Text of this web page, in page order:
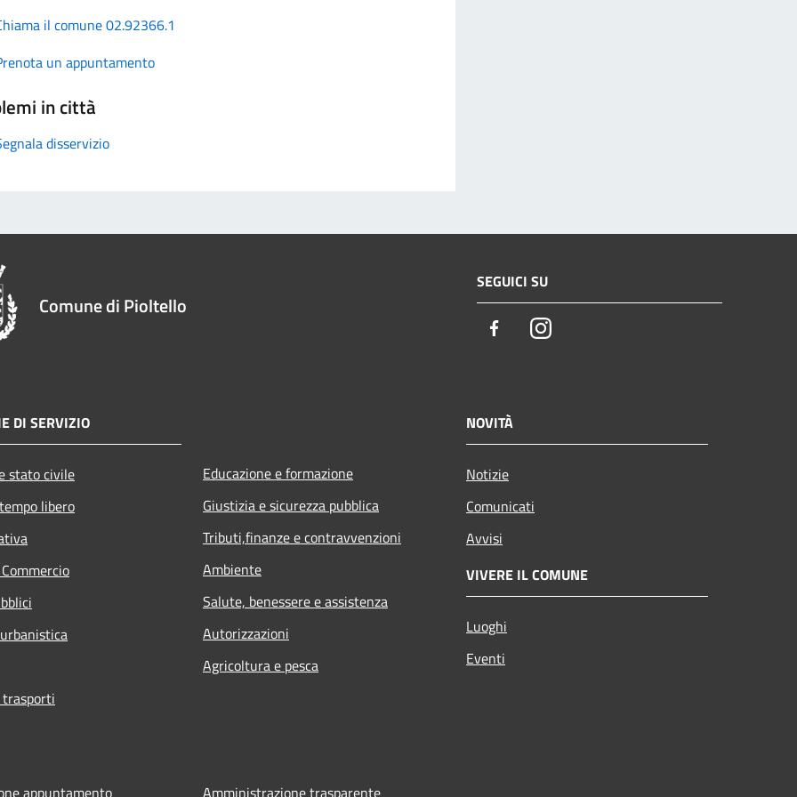
il comune 02.92366.1
un appuntamento
in città
disservizio
Comune di Pioltello
SEGUICI SU
FacebookInstagram
DI SERVIZIO
stato civile
libero
Educazione e formazione
Giustizia e sicurezza pubblica
Tributi,finanze e contravvenzioni
Ambiente
Salute, benessere e assistenza
Autorizzazioni
Agricoltura e pesca
NOVITÀ
Notizie
Comunicati
Avvisi
VIVERE IL COMUNE
Luoghi
Eventi
appuntamento Amministrazione trasparente